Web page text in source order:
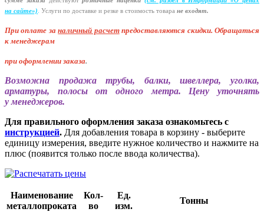
на сайте»). Услуги по доставке и резке в стоимость товара не входят.
При оплате заналичный расчет предоставляются скидки. Обращаться
к менеджерам
при оформлении заказа.
Возможна продажа трубы, балки, швеллера, уголка,
арматуры, полосы от одного метра. Цену уточнять
у менеджеров.
Для правильного оформления заказа ознакомьтесь с
инструкцией. Для добавления товара в корзину - выберите
единицу измерения, введите нужное количество и нажмите на
плюс (появится только после ввода количества).
Наименование
металлопроката
Кол-
во
Ед.
изм.
Тонны